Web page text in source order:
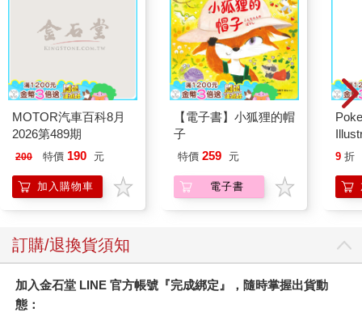
MOTOR汽車百科8月
2026第489期
200 特價 190 元
加入購物車
【電子書】小狐狸的帽
子
特價 259 元
電子書
9 折
訂購/退換貨須知
加入金石堂 LINE 官方帳號『完成綁定』，隨時掌握出貨動
態：